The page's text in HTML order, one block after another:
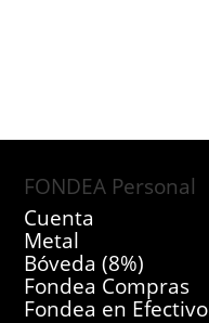
FONDEA Personal
Cuenta
Metal
Bóveda (8%)
Fondea Compras
Fondea en Efectivo